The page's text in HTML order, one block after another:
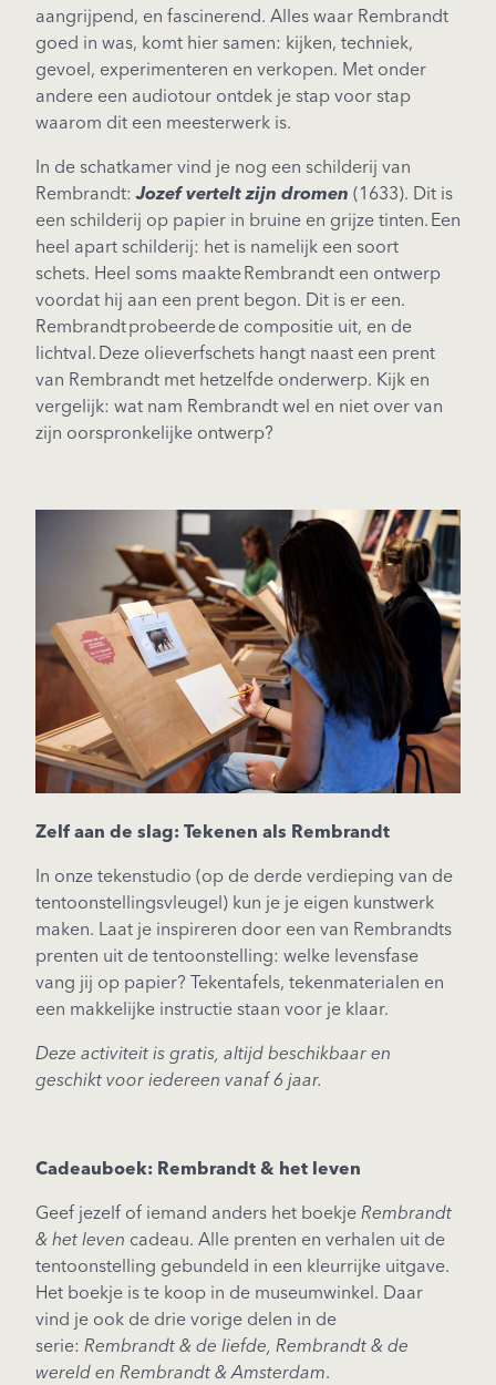
aangrijpend, en fascinerend. Alles waar Rembrandt
goed in was, komt hier samen: kijken, techniek,
gevoel, experimenteren en verkopen. Met onder
andere een audiotour ontdek je stap voor stap
waarom dit een meesterwerk is.
In de schatkamer vind je nog een schilderij van
Rembrandt:Jozef vertelt zijn dromen (1633). Dit is
een schilderij op papier in bruine en grijze tinten. Een
heel apart schilderij: het is namelijk een soort
schets. Heel soms maakte Rembrandt een ontwerp
voordat hij aan een prent begon. Dit is er een.
Rembrandt probeerde de compositie uit, en de
lichtval. Deze olieverfschets hangt naast een prent
van Rembrandt met hetzelfde onderwerp. Kijk en
vergelijk: wat nam Rembrandt wel en niet over van
zijn oorspronkelijke ontwerp?
Zelf aan de slag: Tekenen als Rembrandt
In onze tekenstudio (op de derde verdieping van de
tentoonstellingsvleugel) kun je je eigen kunstwerk
maken. Laat je inspireren door een van Rembrandts
prenten uit de tentoonstelling: welke levensfase
vang jij op papier? Tekentafels, tekenmaterialen en
een makkelijke instructie staan voor je klaar.
Deze activiteit is gratis, altijd beschikbaar en
geschikt voor iedereen vanaf 6 jaar.
Cadeauboek: Rembrandt & het leven
Geef jezelf of iemand anders het boekje Rembrandt
& het leven cadeau. Alle prenten en verhalen uit de
tentoonstelling gebundeld in een kleurrijke uitgave.
Het boekje is te koop in de museumwinkel. Daar
vind je ook de drie vorige delen in de
serie: Rembrandt & de liefde, Rembrandt & de
wereld en Rembrandt & Amsterdam.